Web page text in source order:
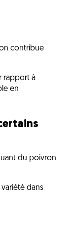
contribue
rapport à
en
du poivron
dans